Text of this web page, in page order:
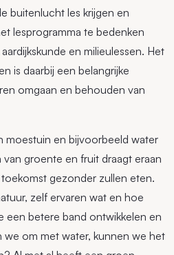
buitenlucht les krijgen en
lesprogramma te bedenken
en milieulessen. Het
is daarbij een belangrijke
omgaan en behouden van
moestuin en bijvoorbeeld water
groente en fruit draagt eraan
gezonder zullen eten.
zelf ervaren wat en hoe
een betere band ontwikkelen en
we om met water, kunnen we het